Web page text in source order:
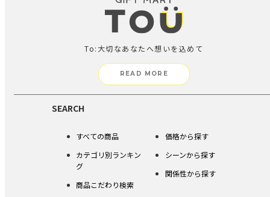
To:大切なあなたへ想いを込めて
READ MORE
SEARCH
すべての商品
カテゴリ別ランキン
グ
商品こだわり検索
価格から探す
シーンから探す
関係性から探す